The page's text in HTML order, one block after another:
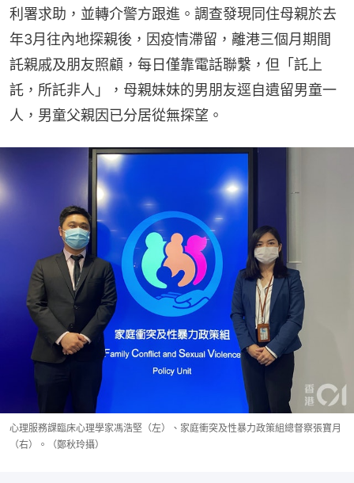
利署求助，並轉介警方跟進。調查發現同住母親於去
年3月往內地探親後，因疫情滯留，離港三個月期間
託親戚及朋友照顧，每日僅靠電話聯繫，但「託上
託，所託非人」，母親妹妹的男朋友逕自遺留男童一
人，男童父親因已分居從無探望。
心理服務課臨床心理學家馮浩堅（左）、家庭衝突及性暴力政策組總督察張寶月
（右）。（鄭秋玲攝）